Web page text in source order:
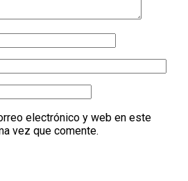
electrónico y web en este
vez que comente.